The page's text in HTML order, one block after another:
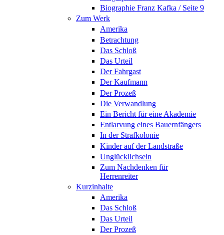
Biographie Franz Kafka / Seite 9
Zum Werk
Amerika
Betrachtung
Das Schloß
Das Urteil
Der Fahrgast
Der Kaufmann
Der Prozeß
Die Verwandlung
Ein Bericht für eine Akademie
Entlarvung eines Bauernfängers
In der Strafkolonie
Kinder auf der Landstraße
Unglücklichsein
Zum Nachdenken für
Herrenreiter
Kurzinhalte
Amerika
Das Schloß
Das Urteil
Der Prozeß